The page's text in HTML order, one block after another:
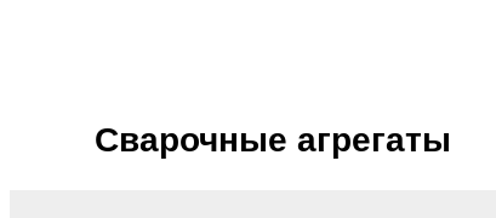
Сварочные агрегаты